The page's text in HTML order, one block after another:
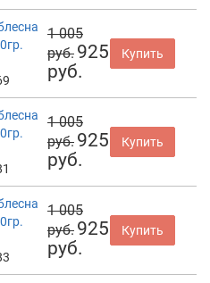
1 005
руб. 925
руб.
Купить
1 005
руб. 925
руб.
Купить
1 005
руб. 925
руб.
Купить